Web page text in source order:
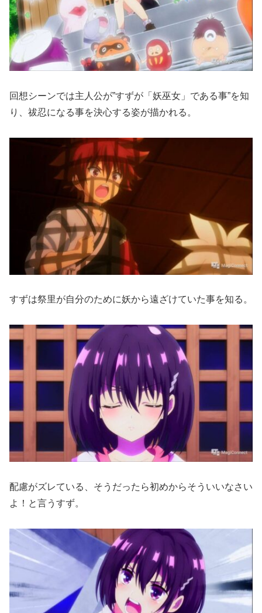
回想シーンでは主人公が”すずが「妖巫女」である事”を知
り、祓忍になる事を決心する姿が描かれる。
すずは祭里が自分のために妖から遠ざけていた事を知る。
配慮がズレている、そうだったら初めからそういいなさい
よ！と言うすず。